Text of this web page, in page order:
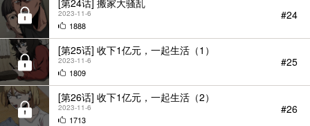
[第24话] 搬家大骚乱
2023-11-6
1888
#24
[第25话] 收下1亿元，一起生活（1）
2023-11-6
1809
#25
[第26话] 收下1亿元，一起生活（2）
2023-11-6
1713
#26